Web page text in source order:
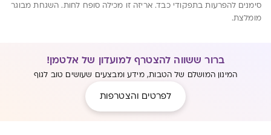
סימנים להפרעות בתפקודי כבד. אריזה זו מכילה סופח לחות. השגחת מבוגר
מומלצת.
ברור ששווה להצטרף למועדון של אלטמן!
המינון המושלם של הטבות, מידע ומבצעים שעושים טוב לגוף
לפרטים והצטרפות